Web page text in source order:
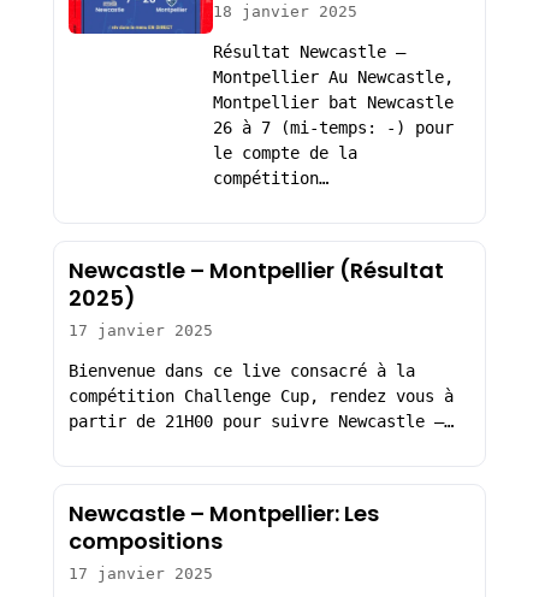
18 janvier 2025
Résultat Newcastle –
Montpellier Au Newcastle,
Montpellier bat Newcastle
26 à 7 (mi-temps: -) pour
le compte de la
compétition…
Newcastle – Montpellier (Résultat
2025)
17 janvier 2025
Bienvenue dans ce live consacré à la
compétition Challenge Cup, rendez vous à
partir de 21H00 pour suivre Newcastle –…
Newcastle – Montpellier: Les
compositions
17 janvier 2025